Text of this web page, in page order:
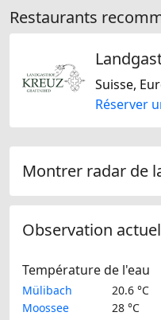
Restaurants
Réserver
Montrer radar de
Observation
Température de l'eau
Mülibach
20.6 °C
Moossee
28 °C